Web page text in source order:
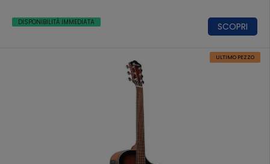
DISPONIBILITÀ IMMEDIATA SCOPRI
ULTIMO PEZZO